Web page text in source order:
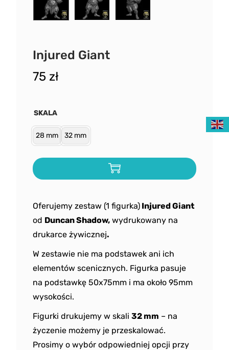
Injured Giant
75 zł
Oferujemy zestaw (1 figurka) Injured Giant
od Duncan Shadow, wydrukowany na
drukarce żywicznej.
W zestawie nie ma podstawek ani ich
elementów scenicznych. Figurka pasuje
na podstawkę 50x75mm i ma około 95mm
wysokości.
Figurki drukujemy w skali 32 mm – na
życzenie możemy je przeskalować.
Prosimy o wybór odpowiedniej opcji przy
SKALA
28 mm 32 mm